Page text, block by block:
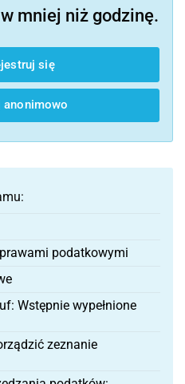
mniej niż godzinę.
się
anonimowo
podatkowymi
Wstępnie wypełnione
zeznanie